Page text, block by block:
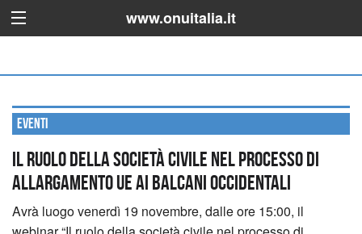
www.onuitalia.it
Eventi
Il ruolo della società civile nel processo di
allargamento UE ai Balcani occidentali
Avrà luogo venerdì 19 novembre, dalle ore 15:00, il